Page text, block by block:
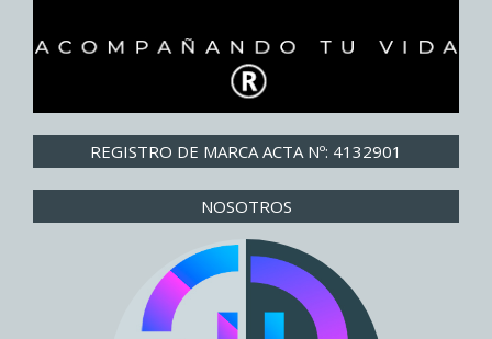
REGISTRO DE MARCA ACTA Nº: 4132901
NOSOTROS